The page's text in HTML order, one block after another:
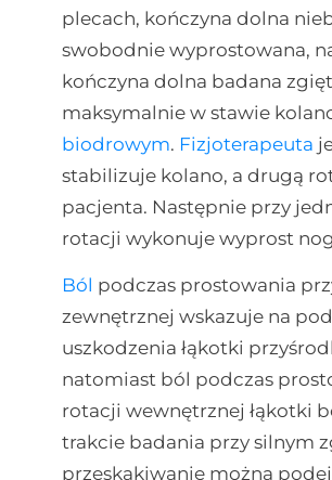
plecach, kończyna dolna
swobodnie wyprostowana,
kończyna dolna badana
maksymalnie w stawie
biodrowym. Fizjoterapeuta
stabilizuje kolano, a drugą
pacjenta. Następnie przy
rotacji wykonuje wyprost
Ból podczas prostowania
zewnętrznej wskazuje na
uszkodzenia łąkotki
natomiast ból podczas
rotacji wewnętrznej łąkotki
trakcie badania przy silnym
przeskakiwanie można